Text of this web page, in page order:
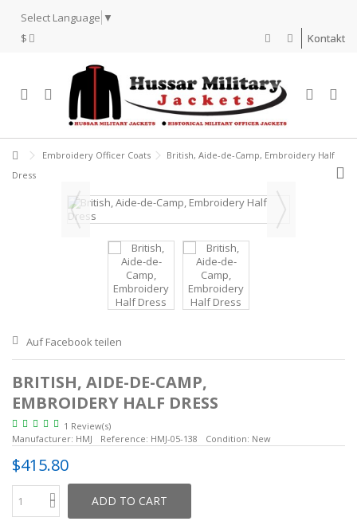
Select Language ▼
$
Kontakt
Embroidery Officer Coats
British, Aide-de-Camp, Embroidery Half
Dress
Auf Facebook teilen
BRITISH, AIDE-DE-CAMP,
EMBROIDERY HALF DRESS
1 Review(s)
Manufacturer: HMJ Reference: HMJ-05-138 Condition: New
$415.80
ADD TO CART